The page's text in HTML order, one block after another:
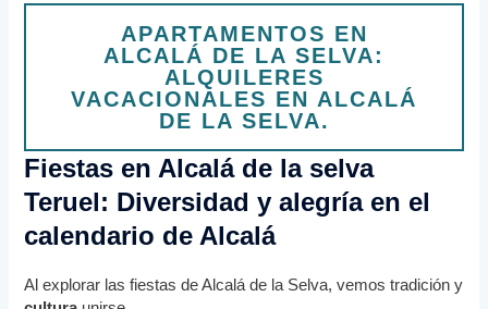
APARTAMENTOS EN
ALCALÁ DE LA SELVA:
ALQUILERES
VACACIONALES EN ALCALÁ
DE LA SELVA.
Fiestas en Alcalá de la selva
Teruel: Diversidad y alegría en el
calendario de Alcalá
Al explorar las fiestas de Alcalá de la Selva, vemos tradición y